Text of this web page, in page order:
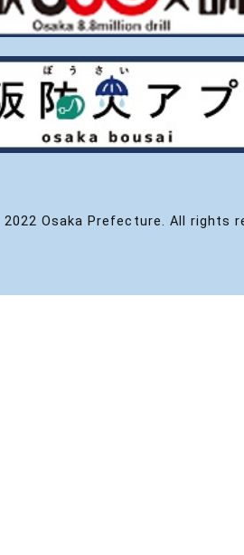
Osaka Prefecture. All rights